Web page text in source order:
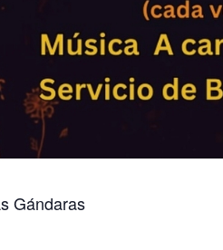
Gándaras